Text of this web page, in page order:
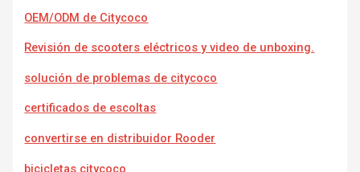
OEM/ODM de Citycoco
Revisión de scooters eléctricos y video de unboxing.
solución de problemas de citycoco
certificados de escoltas
convertirse en distribuidor Rooder
bicicletas citycoco